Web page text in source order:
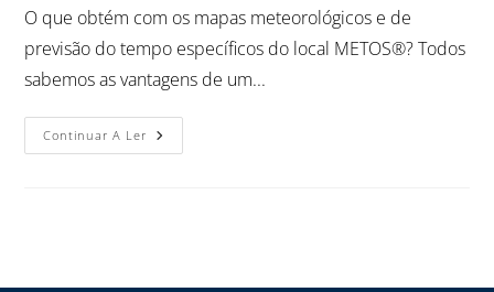
O que obtém com os mapas meteorológicos e de
previsão do tempo específicos do local METOS®? Todos
sabemos as vantagens de um...
Continuar A Ler